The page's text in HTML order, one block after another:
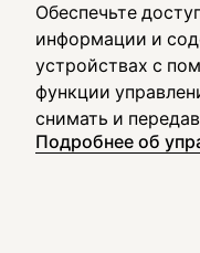
Обеспечьте
информации и
устройствах с
функции
снимать и
Подробнее об